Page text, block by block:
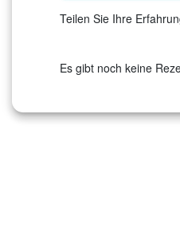
Teilen Sie Ihre
Es gibt noch keine